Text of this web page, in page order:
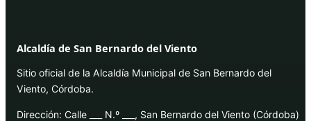
Alcaldía de San Bernardo del Viento
Sitio oficial de la Alcaldía Municipal de San Bernardo del
Viento, Córdoba.
Dirección: Calle ___ N.º ___, San Bernardo del Viento (Córdoba)